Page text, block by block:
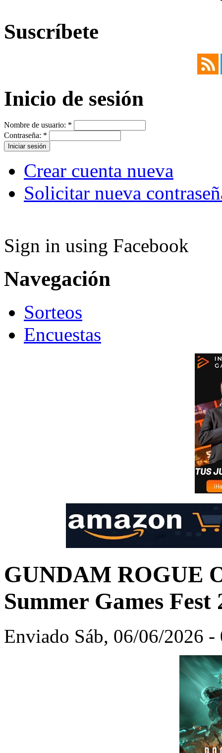
Suscríbete
Inicio de sesión
Nombre de usuario: *
Contraseña: *
Crear cuenta nueva
Solicitar nueva
Sign in using Facebook
Navegación
Sorteos
Encuestas
GUNDAM ROGUE
Summer Games Fest
Enviado Sáb, 06/06/2026